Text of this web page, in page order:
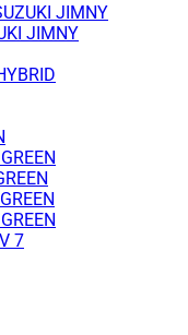
JIMNY
JIMNY
7